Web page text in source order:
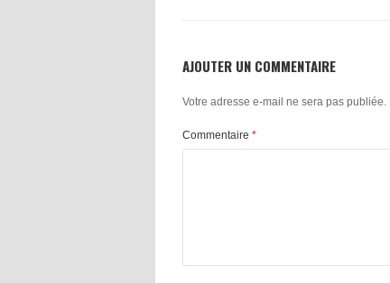
AJOUTER UN COMMENTAIRE
Votre adresse e-mail ne sera pas publiée.
Commentaire *